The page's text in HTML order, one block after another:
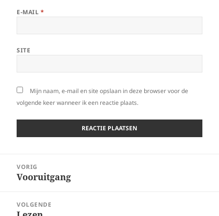
E-MAIL *
SITE
Mijn naam, e-mail en site opslaan in deze browser voor de
volgende keer wanneer ik een reactie plaats.
navigatie
VORIG
Vorig
Vooruitgang
VOLGENDE